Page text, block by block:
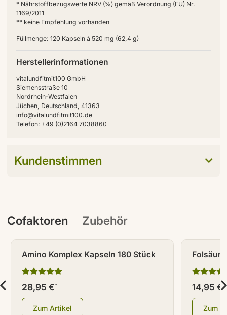
* Nährstoffbezugswerte NRV (%) gemäß Verordnung (EU) Nr.
1169/2011
** keine Empfehlung vorhanden
Füllmenge: 120 Kapseln à 520 mg (62,4 g)
Herstellerinformationen
vitalundfitmit100 GmbH
Siemensstraße 10
Nordrhein-Westfalen
Jüchen, Deutschland, 41363
info@vitalundfitmit100.de
Telefon: +49 (0)2164 7038860
Kundenstimmen
Cofaktoren Zubehör
Amino Komplex Kapseln 180 Stück
28,95 €*
Zum Artikel
14,95 €*
Zum